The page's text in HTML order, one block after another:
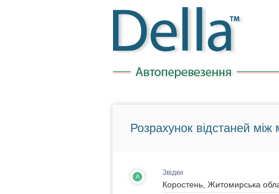
Розрахунок відстаней між
A Звідки